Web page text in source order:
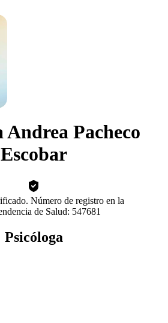
Andrea Pacheco
Escobar
Número de registro en la
de Salud: 547681
Psicóloga